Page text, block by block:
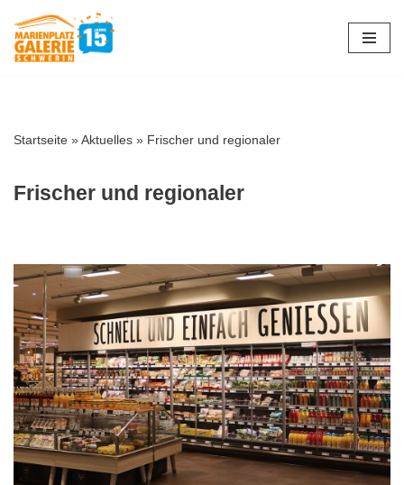
Zum
Startseite »Aktuelles » Frischer und regionaler
Frischer und regionaler